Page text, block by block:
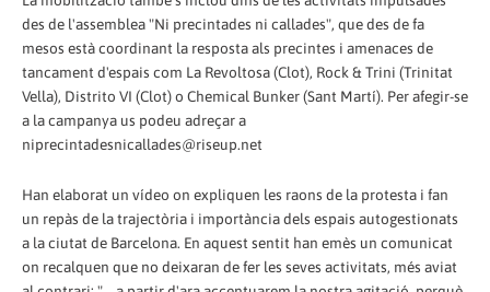
des de l'assemblea "Ni precintades ni callades", que des de fa
mesos està coordinant la resposta als precintes i amenaces de
tancament d'espais com La Revoltosa (Clot), Rock & Trini (Trinitat
Vella), Distrito VI (Clot) o Chemical Bunker (Sant Martí). Per afegir-se
a la campanya us podeu adreçar a
niprecintadesnicallades@riseup.net
Han elaborat un vídeo on expliquen les raons de la protesta i fan
un repàs de la trajectòria i importància dels espais autogestionats
a la ciutat de Barcelona. En aquest sentit han emès un comunicat
on recalquen que no deixaran de fer les seves activitats, més aviat